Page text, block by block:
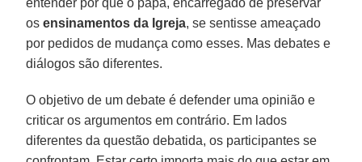
osensinamentos da Igreja, se sentisse ameaçado
por pedidos de mudança como esses. Mas debates e
diálogos são diferentes.
O objetivo de um debate é defender uma opinião e
criticar os argumentos em contrário. Em lados
diferentes da questão debatida, os participantes se